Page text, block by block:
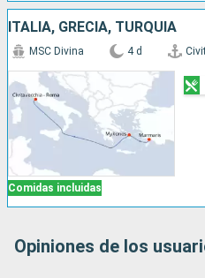
ITALIA, GRECIA, TURQUÍA
Comidas incluidas
MSC Divina 4 d
Opiniones de los